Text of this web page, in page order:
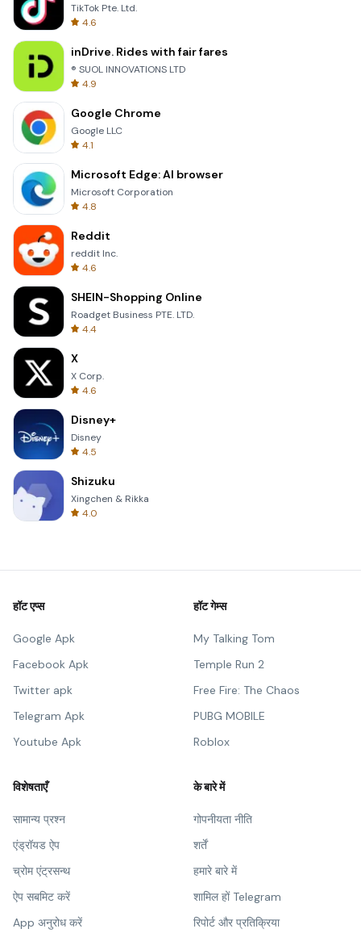
TikTok Pte. Ltd.
4.6
inDrive. Rides with fair fares
® SUOL INNOVATIONS LTD
4.9
Google Chrome
Google LLC
4.1
Microsoft Edge: AI browser
Microsoft Corporation
4.8
Reddit
reddit Inc.
4.6
SHEIN-Shopping Online
Roadget Business PTE. LTD.
4.4
X
X Corp.
4.6
Disney+
Disney
4.5
Shizuku
Xingchen & Rikka
4.0
हॉट एप्स
Google Apk
Facebook Apk
Twitter apk
Telegram Apk
Youtube Apk
हॉट गेम्स
My Talking Tom
Temple Run 2
Free Fire: The Chaos
PUBG MOBILE
Roblox
विशेषताएँ
सामान्य प्रश्न
एंड्रॉयड ऐप
च्रोम एंट्रसन्थ
ऐप सबमिट करें
App अनुरोध करें
के बारे में
गोपनीयता नीति
शर्तें
हमारे बारे में
शामिल हों Telegram
रिपोर्ट और प्रतिक्रिया